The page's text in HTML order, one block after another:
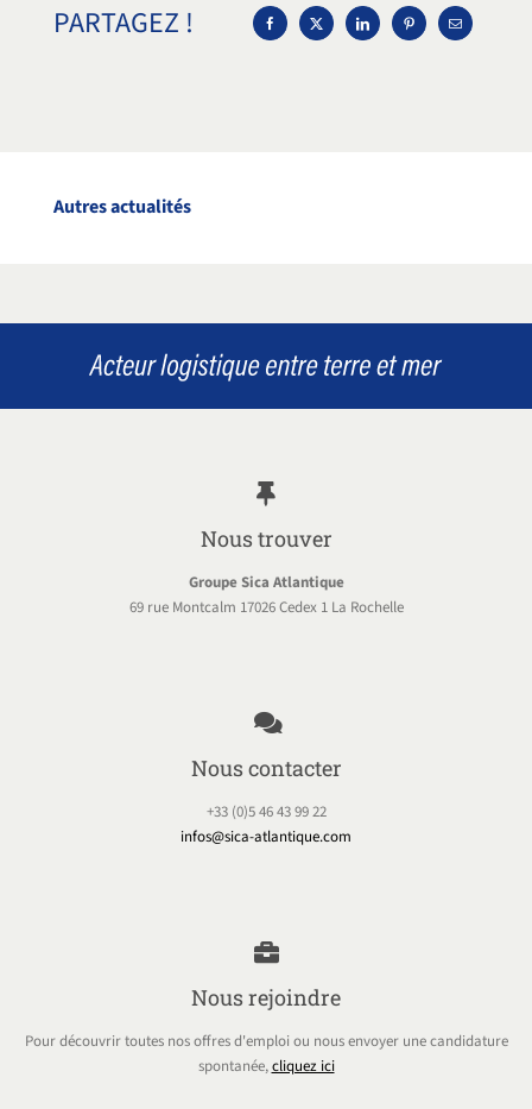
PARTAGEZ !
Autres actualités
Nous trouver
Groupe Sica Atlantique
69 rue Montcalm 17026 Cedex 1 La Rochelle
Nous contacter
+33 (0)5 46 43 99 22
infos@sica-atlantique.com
Nous rejoindre
Pour découvrir toutes nos offres d'emploi ou nous envoyer une candidature
spontanée,cliquez ici